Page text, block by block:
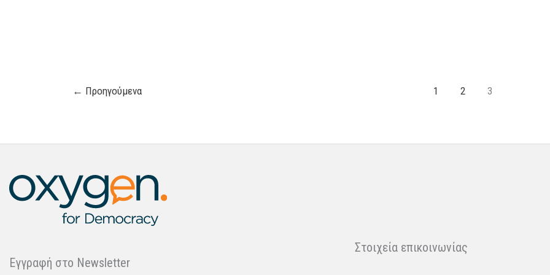
← Προηγούμενα 1 2 3
Εγγραφή στo Newsletter
Στοιχεία επικοινωνίας